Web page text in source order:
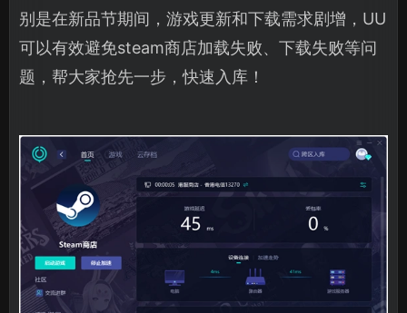
别是在新品节期间，游戏更新和下载需求剧增，UU
可以有效避免steam商店加载失败、下载失败等问
题，帮大家抢先一步，快速入库！